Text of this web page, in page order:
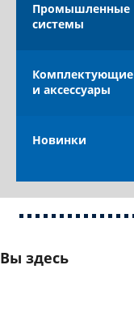
Промышленные
системы
Комплектующие
и аксессуары
Новинки
Вы здесь